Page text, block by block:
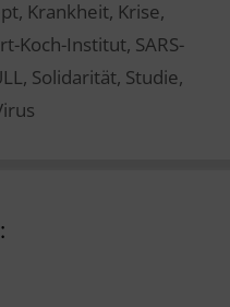
, Krankheit, Krise,
Koch-Institut, SARS-
, Solidarität, Studie,